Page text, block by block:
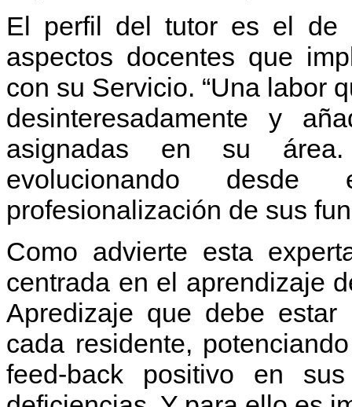
El perfil del tutor es el de
aspectos docentes que
con su Servicio. “Una labor
desinteresadamente y
asignadas en su
evolucionando
profesionalización de sus
Como advierte esta
centrada en el aprendizaje
Apredizaje que debe
cada residente,
feed-back positivo en